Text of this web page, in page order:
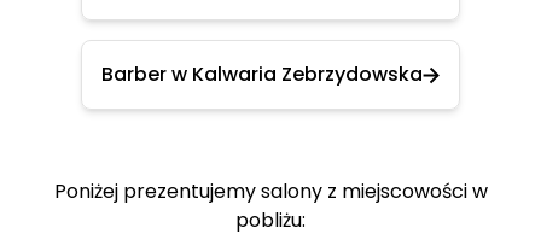
Barber w Kalwaria Zebrzydowska
Poniżej prezentujemy salony z miejscowości w
pobliżu: